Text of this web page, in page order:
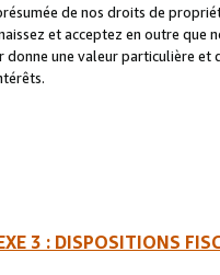
de nos droits de
et acceptez en outre que
donne une valeur particulière
3 : DISPOSITIONS